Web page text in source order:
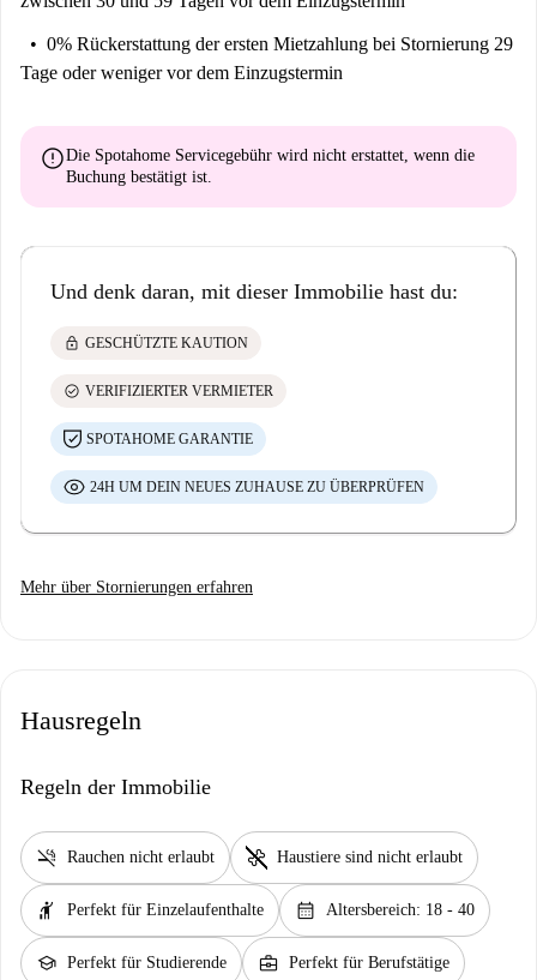
0% Rückerstattung der ersten Mietzahlung bei Stornierung 29
Tage oder weniger vor dem Einzugstermin
errorDie Spotahome Servicegebühr wird nicht erstattet, wenn die
Buchung bestätigt ist.
Und denk daran, mit dieser Immobilie hast du:
lock GESCHÜTZTE KAUTION
check_circle VERIFIZIERTER VERMIETER
SPOTAHOME GARANTIE
24H UM DEIN NEUES ZUHAUSE ZU ÜBERPRÜFEN
Mehr über Stornierungen erfahren
Hausregeln
Regeln der Immobilie
smoke_free Rauchen nicht erlaubt pet_supplies Haustiere sind nicht erlaubt
hail Perfekt für Einzelaufenthalte calendar_month Altersbereich: 18 - 40
school Perfekt für Studierende business_center Perfekt für Berufstätige